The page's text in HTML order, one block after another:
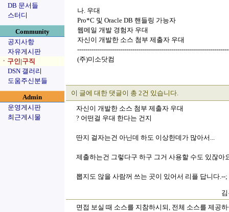
DB 문서들
스터디
Community
공지사항
자유게시판
ㆍ구인|구직
DSN 갤러리
도움주신분들
Admin
운영게시판
최근게시물
나. 우대
Pro*C 및 Oracle DB 핸들링 가능자
웹메일 개발 경험자 우대
자신이 개발한 소스 첨부 제출자 우대
(주)미소닷컴
이 글에 대한 댓글이 총 2건 있습니다.
자신이 개발한 소스 첨부 제출자 우대
? 어떤걸 우대 한다는 건지
딴지 걸자는건 아닌데 하도 이상한데가 많아서...
제출하는건 그렇다구 하구 그거 사용할 수도 있잖아
뽑지도 않을 사람꺼 쓰는 곳이 있어서 리플 답니다.--;
면접 보실 때 소스를 지참하시되, 전체 소스를 제공